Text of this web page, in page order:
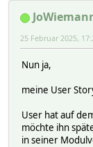
25 Februar 2025,
Nun ja,
meine User
User hat auf
möchte ihn
in seiner